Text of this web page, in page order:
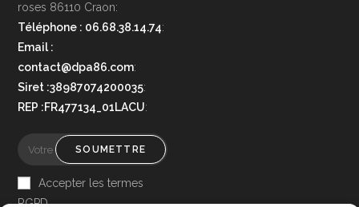
roses 86110 Craon:
Téléphone : 06.68.38.14.74:
Email :
contact@dpa86.com:
Siret :38987074200035:
REP :FR477134_01LACU:
SOUMETTRE
Accepter les termes
RGPD